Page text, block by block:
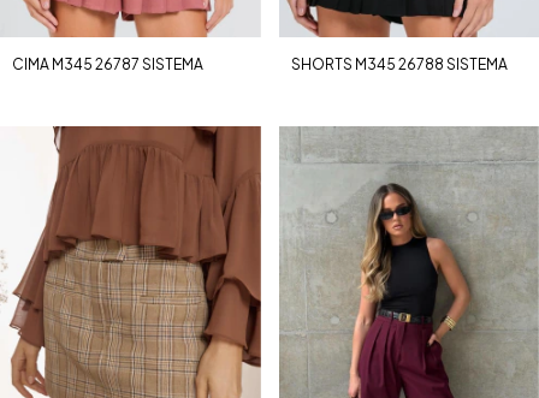
CIMA M345 26787 SISTEMA SHORTS M345 26788 SISTEMA